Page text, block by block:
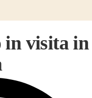
visita in